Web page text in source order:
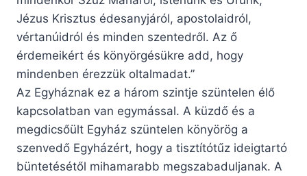
Jézus Krisztus édesanyjáról, apostolaidról,
vértanúidról és minden szentedről. Az ő
érdemeikért és könyörgésükre add, hogy
mindenben érezzük oltalmadat.”
Az Egyháznak ez a három szintje szüntelen élő
kapcsolatban van egymással. A küzdő és a
megdicsőült Egyház szüntelen könyörög a
szenvedő Egyházért, hogy a tisztítótűz ideigtartó
büntetésétől mihamarabb megszabaduljanak. A